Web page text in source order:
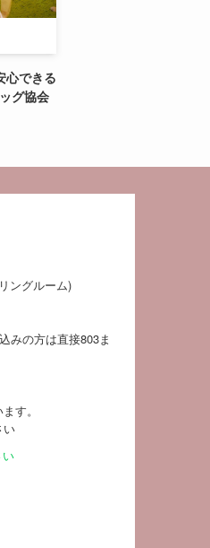
心できる
グ協会
ングルーム)
みの方は直接803ま
す。
い